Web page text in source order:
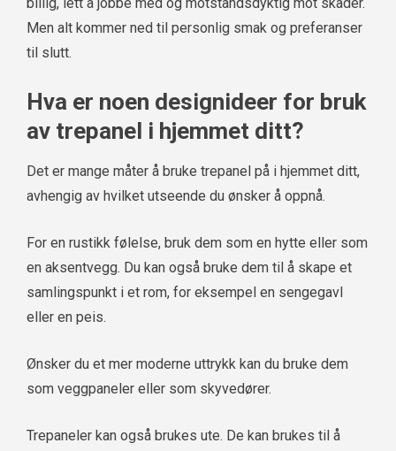
billig, lett å jobbe med og motstandsdyktig mot skader.
Men alt kommer ned til personlig smak og preferanser
til slutt.
Hva er noen designideer for bruk
av trepanel i hjemmet ditt?
Det er mange måter å bruke trepanel på i hjemmet ditt,
avhengig av hvilket utseende du ønsker å oppnå.
For en rustikk følelse, bruk dem som en hytte eller som
en aksentvegg. Du kan også bruke dem til å skape et
samlingspunkt i et rom, for eksempel en sengegavl
eller en peis.
Ønsker du et mer moderne uttrykk kan du bruke dem
som veggpaneler eller som skyvedører.
Trepaneler kan også brukes ute. De kan brukes til å